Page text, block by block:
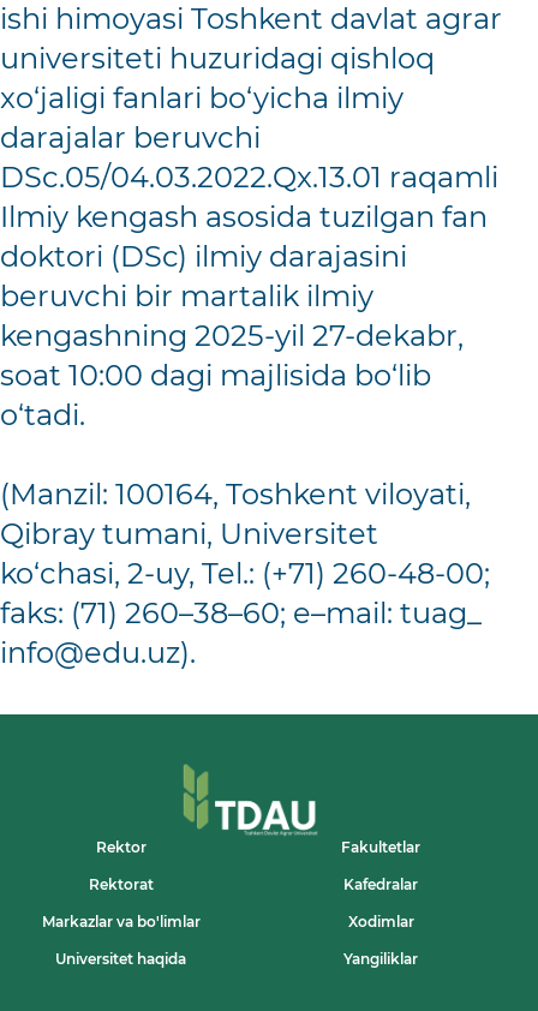
ishi himoyasi Toshkent davlat agrar
universiteti huzuridagi qishloq
xo‘jaligi fanlari bo‘yicha ilmiy
darajalar beruvchi
DSc.05/04.03.2022.Qx.13.01 raqamli
Ilmiy kengash asosida tuzilgan fan
doktori (DSc) ilmiy darajasini
beruvchi bir martalik ilmiy
kengashning 2025-yil 27-dekabr,
soat 10:00 dagi majlisida bo‘lib
o‘tadi.
(Manzil: 100164, Toshkent viloyati,
Qibray tumani, Universitet
ko‘chasi, 2-uy, Tel.: (+71) 260-48-00;
faks: (71) 260–38–60; e–mail: tuag_
info@edu.uz).
Rektor Fakultetlar
Rektorat Kafedralar
Markazlar va bo'limlar Xodimlar
Universitet haqida Yangiliklar